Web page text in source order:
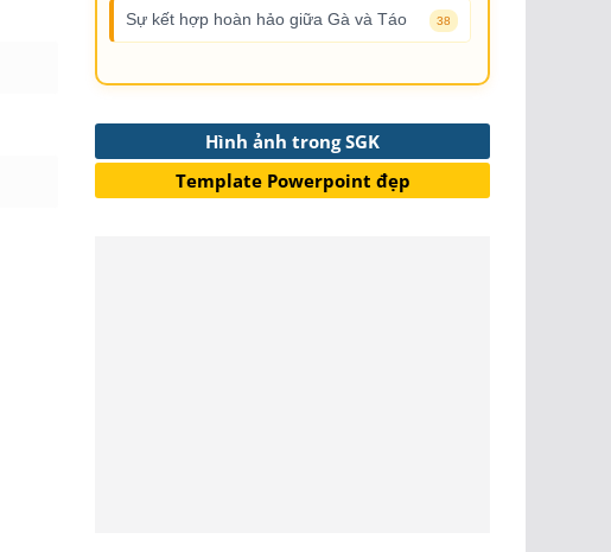
Sự kết hợp hoàn hảo giữa Gà và Táo 38
Hình ảnh trong SGK
Template Powerpoint đẹp